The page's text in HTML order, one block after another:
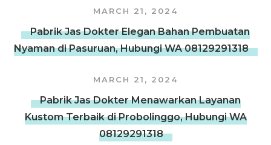
MARCH 21, 2024
Pabrik Jas Dokter Elegan Bahan Pembuatan
Nyaman di Pasuruan, Hubungi WA 08129291318
MARCH 21, 2024
Pabrik Jas Dokter Menawarkan Layanan
Kustom Terbaik di Probolinggo, Hubungi WA
08129291318